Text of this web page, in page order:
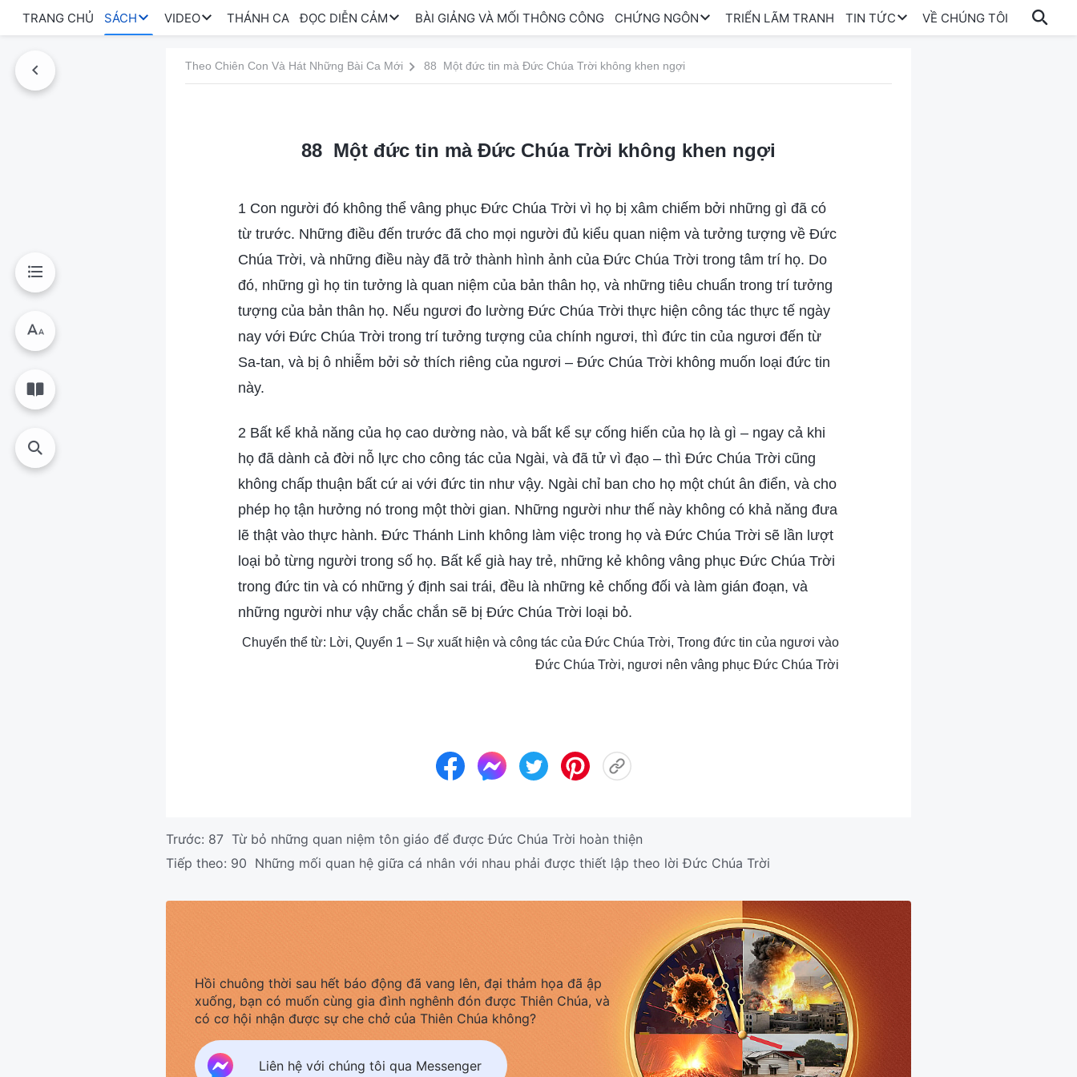
TRANG CHỦ SÁCH VIDEO THÁNH CA ĐỌC DIỄN CẢM BÀI GIẢNG VÀ MỐI THÔNG CÔNG CHỨNG NGÔN TRIỂN LÃM TRANH TIN TỨC VỀ CHÚNG TÔI
Theo Chiên Con Và Hát Những Bài Ca Mới 88 Một đức tin mà Đức Chúa Trời không khen ngợi
88 Một đức tin mà Đức Chúa Trời không khen ngợi
1 Con người đó không thể vâng phục Đức Chúa Trời vì họ bị xâm chiếm bởi những gì đã có
từ trước. Những điều đến trước đã cho mọi người đủ kiểu quan niệm và tưởng tượng về Đức
Chúa Trời, và những điều này đã trở thành hình ảnh của Đức Chúa Trời trong tâm trí họ. Do
đó, những gì họ tin tưởng là quan niệm của bản thân họ, và những tiêu chuẩn trong trí tưởng
tượng của bản thân họ. Nếu ngươi đo lường Đức Chúa Trời thực hiện công tác thực tế ngày
nay với Đức Chúa Trời trong trí tưởng tượng của chính ngươi, thì đức tin của ngươi đến từ
Sa-tan, và bị ô nhiễm bởi sở thích riêng của ngươi – Đức Chúa Trời không muốn loại đức tin
này.
2 Bất kể khả năng của họ cao dường nào, và bất kể sự cống hiến của họ là gì – ngay cả khi
họ đã dành cả đời nỗ lực cho công tác của Ngài, và đã tử vì đạo – thì Đức Chúa Trời cũng
không chấp thuận bất cứ ai với đức tin như vậy. Ngài chỉ ban cho họ một chút ân điển, và cho
phép họ tận hưởng nó trong một thời gian. Những người như thế này không có khả năng đưa
lẽ thật vào thực hành. Đức Thánh Linh không làm việc trong họ và Đức Chúa Trời sẽ lần lượt
loại bỏ từng người trong số họ. Bất kể già hay trẻ, những kẻ không vâng phục Đức Chúa Trời
trong đức tin và có những ý định sai trái, đều là những kẻ chống đối và làm gián đoạn, và
những người như vậy chắc chắn sẽ bị Đức Chúa Trời loại bỏ.
Chuyển thể từ: Lời, Quyển 1 – Sự xuất hiện và công tác của Đức Chúa Trời, Trong đức tin của ngươi vào
Đức Chúa Trời, ngươi nên vâng phục Đức Chúa Trời
Trước: 87 Từ bỏ những quan niệm tôn giáo để được Đức Chúa Trời hoàn thiện
Tiếp theo: 90 Những mối quan hệ giữa cá nhân với nhau phải được thiết lập theo lời Đức Chúa Trời
Hồi chuông thời sau hết báo động đã vang lên, đại thảm họa đã ập
xuống, bạn có muốn cùng gia đình nghênh đón được Thiên Chúa, và
có cơ hội nhận được sự che chở của Thiên Chúa không?
Liên hệ với chúng tôi qua Messenger